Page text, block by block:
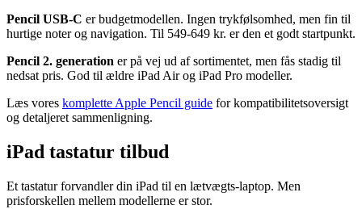
Pencil USB-C er budgetmodellen. Ingen trykfølsomhed, men fin til
hurtige noter og navigation. Til 549-649 kr. er den et godt startpunkt.
Pencil 2. generation er på vej ud af sortimentet, men fås stadig til
nedsat pris. God til ældre iPad Air og iPad Pro modeller.
Læs vores komplette Apple Pencil guide for kompatibilitetsoversigt
og detaljeret sammenligning.
iPad tastatur tilbud
Et tastatur forvandler din iPad til en lætvægts-laptop. Men
prisforskellen mellem modellerne er stor.